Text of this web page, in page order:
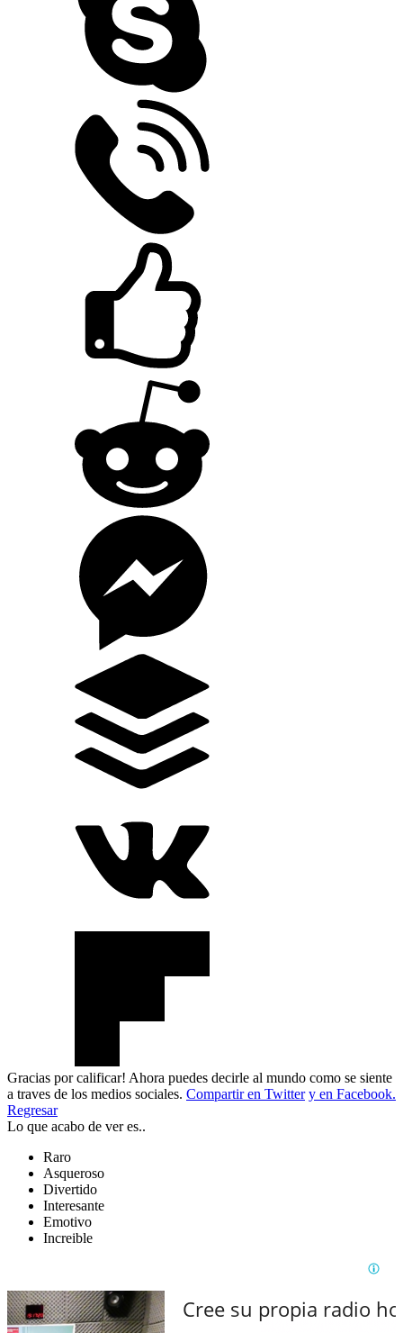
Gracias por calificar! Ahora puedes decirle al mundo como se siente
a traves de los medios sociales. Compartir en Twitter y en Facebook.
Regresar
Lo que acabo de ver es..
Raro
Asqueroso
Divertido
Interesante
Emotivo
Increible